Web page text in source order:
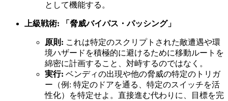
として機能する。
上級戦術: 「脅威バイパス・パッシング」
原則: これは特定のスクリプトされた敵遭遇や環
境ハザードを積極的に避けるために移動ルートを
綿密に計画すること、対峙するのではなく。
実行: ベンディの出現や他の脅威の特定のトリガ
ー（例: 特定のドアを通る、特定のスイッチを活
性化）を特定せよ。直接進む代わりに、目標を完